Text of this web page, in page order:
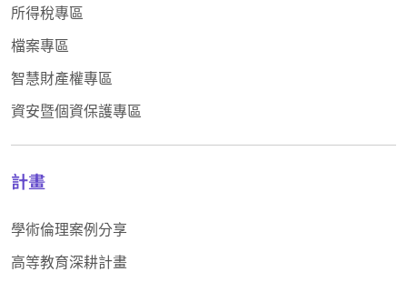
所得稅專區
檔案專區
智慧財產權專區
資安暨個資保護專區
計畫
學術倫理案例分享
高等教育深耕計畫